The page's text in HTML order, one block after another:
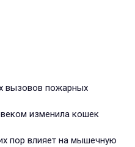
вызовов пожарных
изменила кошек
пор влияет на мышечную